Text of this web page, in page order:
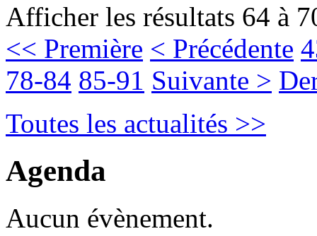
Afficher les résultats 64 à
<< Première < Précédente
78-84 85-91 Suivante >
Toutes les actualités >>
Agenda
Aucun évènement.